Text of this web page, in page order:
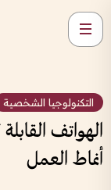
التكنولوجيا الشخصية
الهواتف
أنماط العمل